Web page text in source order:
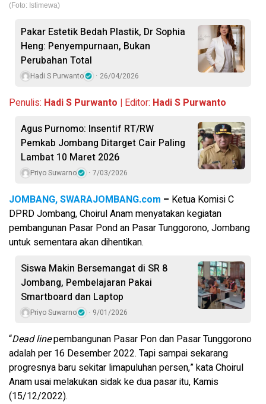
(Foto: Istimewa)
Pakar Estetik Bedah Plastik, Dr Sophia
Heng: Penyempurnaan, Bukan
Perubahan Total
Hadi S Purwanto 26/04/2026
Penulis: Hadi S Purwanto | Editor: Hadi S Purwanto
Agus Purnomo: Insentif RT/RW
Pemkab Jombang Ditarget Cair Paling
Lambat 10 Maret 2026
Priyo Suwarno 7/03/2026
JOMBANG, SWARAJOMBANG.com – Ketua Komisi C
DPRD Jombang, Choirul Anam menyatakan kegiatan
pembangunan Pasar Pond an Pasar Tunggorono, Jombang
untuk sementara akan dihentikan.
Siswa Makin Bersemangat di SR 8
Jombang, Pembelajaran Pakai
Smartboard dan Laptop
Priyo Suwarno 9/01/2026
“Dead linepembangunan Pasar Pon dan Pasar Tunggorono
adalah per 16 Desember 2022. Tapi sampai sekarang
progresnya baru sekitar limapuluhan persen,” kata Choirul
Anam usai melakukan sidak ke dua pasar itu, Kamis
(15/12/2022).